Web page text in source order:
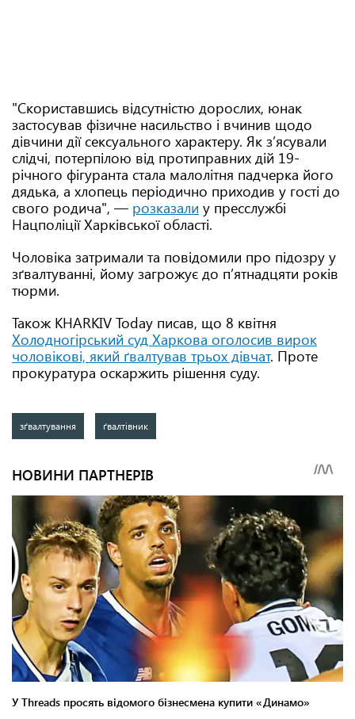
"Скориставшись відсутністю дорослих, юнак
застосував фізичне насильство і вчинив щодо
дівчини дії сексуального характеру. Як з’ясували
слідчі, потерпілою від протиправних дій 19-
річного фігуранта стала малолітня падчерка його
дядька, а хлопець періодично приходив у гості до
свого родича", — розказали у пресслужбі
Нацполіції Харківської області.
Чоловіка затримали та повідомили про підозру у
зґвалтуванні, йому загрожує до п’ятнадцяти років
тюрми.
Також KHARKIV Today писав, що 8 квітня
Холодногірський суд Харкова оголосив вирок
чоловікові, який ґвалтував трьох дівчат. Проте
прокуратура оскаржить рішення суду.
зґвалтування ґвалтівник